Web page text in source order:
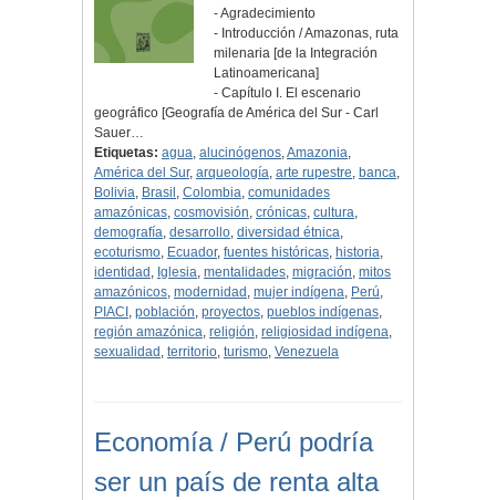
- Agradecimiento
- Introducción / Amazonas, ruta
milenaria [de la Integración
Latinoamericana]
- Capítulo I. El escenario
geográfico [Geografía de América del Sur - Carl
Sauer…
Etiquetas: agua, alucinógenos,Amazonia,
América del Sur, arqueología, arte rupestre, banca,
Bolivia, Brasil , Colombia, comunidades
amazónicas, cosmovisión, crónicas, cultura,
demografía, desarrollo, diversidad étnica,
ecoturismo, Ecuador, fuentes históricas, historia,
identidad , Iglesia, mentalidades, migración, mitos
amazónicos, modernidad , mujer indígena, Perú,
PIACI , población, proyectos, pueblos indígenas,
región amazónica, religión, religiosidad indígena,
sexualidad , territorio, turismo, Venezuela
Economía / Perú podría
ser un país de renta alta